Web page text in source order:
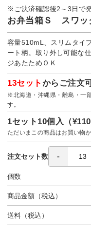
※ご決済確認後2～3日で
お弁当箱Ｓ スワッ
容量510mL、スリムタイ
ート柄。取り外し可能な
ジあたためＯＫ
13セット からご注文
※北海道・沖縄県・離島・一
す。
1セット10個入（
ただいまこの商品はお買い物
注文セット数
個数
商品金額（税込）
送料（税込）